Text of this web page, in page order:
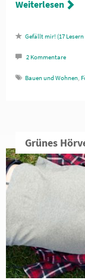
Weiterlesen
17
2 Kommentare
Bauen und Wohnen,
Grünes